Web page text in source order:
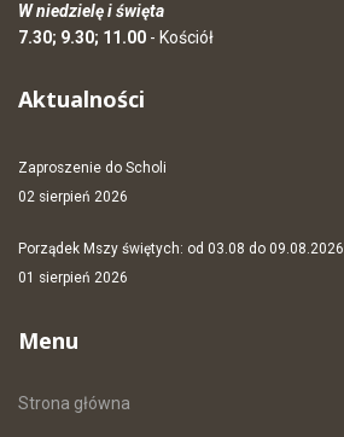
W niedzielę i święta
7.30; 9.30; 11.00 - Kościół
Aktualności
Zaproszenie do Scholi
02 sierpień 2026
Porządek Mszy świętych: od 03.08 do 09.08.2026
01 sierpień 2026
Menu
Strona główna